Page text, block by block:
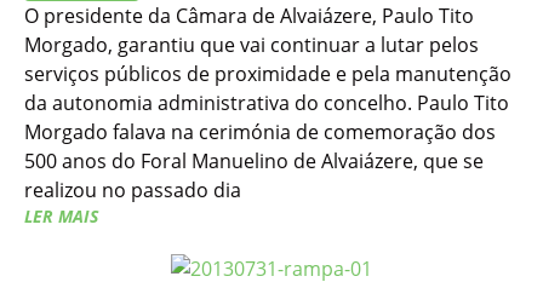
O presidente da Câmara de Alvaiázere, Paulo Tito
Morgado, garantiu que vai continuar a lutar pelos
serviços públicos de proximidade e pela manutenção
da autonomia administrativa do concelho. Paulo Tito
Morgado falava na cerimónia de comemoração dos
500 anos do Foral Manuelino de Alvaiázere, que se
realizou no passado dia
LER MAIS